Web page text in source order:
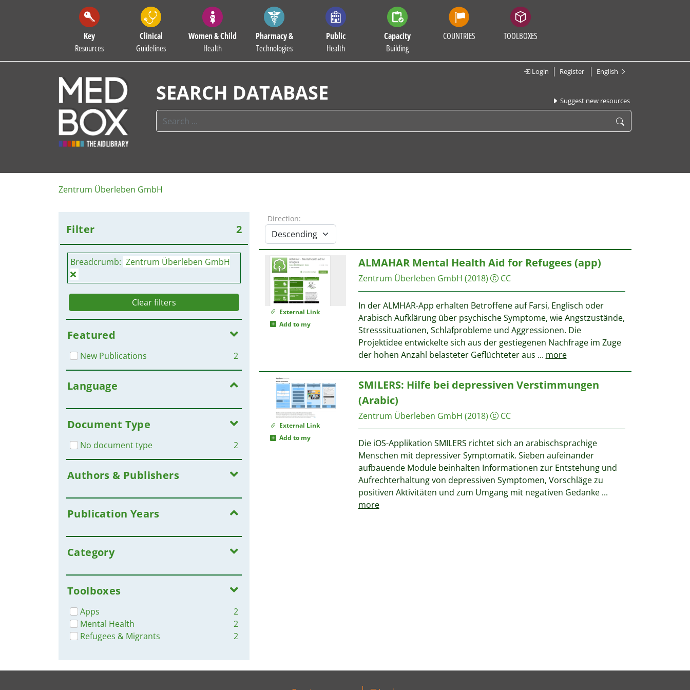
Key
Resources
Clinical
Guidelines
Women & Child
Health
Pharmacy &
Technologies
Public
Health
Capacity
Building
COUNTRIES TOOLBOXES
Login Register English
SEARCH DATABASE Suggest new resources
Zentrum Überleben GmbH
Filter 2
Breadcrumb: Zentrum Überleben GmbH
Clear filters
Featured
New Publications 2
Language
Document Type
No document type 2
Authors & Publishers
Publication Years
Category
Toolboxes
Apps
2
Mental Health
2
Refugees & Migrants
2
Direction:
External Link
Add to my
ALMAHAR Mental Health Aid for Refugees (app)
Zentrum Überleben GmbH (2018) CC
In der ALMHAR-App erhalten Betroffene auf Farsi, Englisch oder
Arabisch Aufklärung über psychische Symptome, wie Angstzustände,
Stresssituationen, Schlafprobleme und Aggressionen. Die
Projektidee entwickelte sich aus der gestiegenen Nachfrage im Zuge
der hohen Anzahl belasteter Geflüchteter aus ... more
External Link
Add to my
SMILERS: Hilfe bei depressiven Verstimmungen
(Arabic)
Zentrum Überleben GmbH (2018) CC
Die iOS-Applikation SMILERS richtet sich an arabischsprachige
Menschen mit depressiver Symptomatik. Sieben aufeinander
aufbauende Module beinhalten Informationen zur Entstehung und
Aufrechterhaltung von depressiven Symptomen, Vorschläge zu
positiven Aktivitäten und zum Umgang mit negativen Gedanke ...
more